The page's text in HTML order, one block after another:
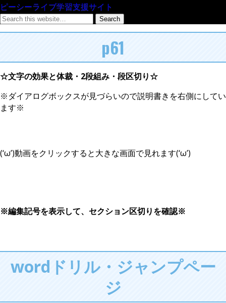
ピーシーライブ学習支援サイト
p61
☆文字の効果と体裁・2段組み・段区切り☆
※ダイアログボックスが見づらいので説明書きを右側にしてい
ます※
(‘ω’)動画をクリックすると大きな画面で見れます(‘ω’)
※編集記号を表示して、セクション区切りを確認※
wordドリル・ジャンプペー
ジ